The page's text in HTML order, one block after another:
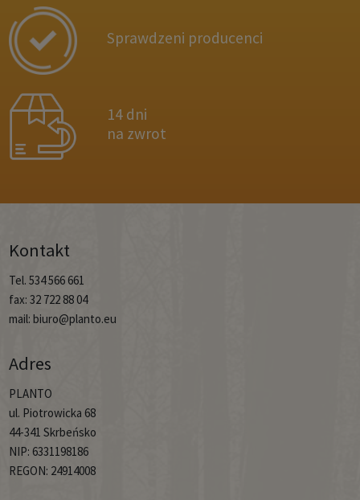
Sprawdzeni producenci
14 dni
na zwrot
Kontakt
Tel. 534 566 661
fax: 32 722 88 04
mail: biuro@planto.eu
Adres
PLANTO
ul. Piotrowicka 68
44-341 Skrbeńsko
NIP: 6331198186
REGON: 24914008